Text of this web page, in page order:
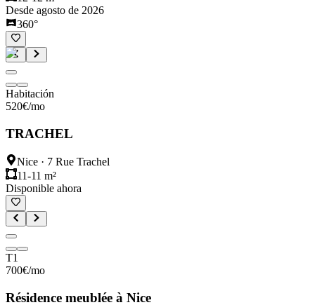
Desde agosto de 2026
360°
Habitación
520€/mo
TRACHEL
Nice · 7 Rue Trachel
11-11 m²
Disponible ahora
T1
700€/mo
Résidence meublée à Nice